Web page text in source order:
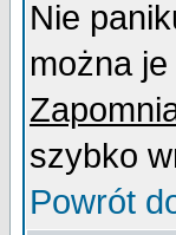
Nie
można
szybko
Powrót